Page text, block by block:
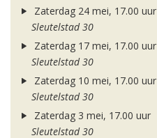
Zaterdag 24 mei, 17.00 uur
Sleutelstad 30
Zaterdag 17 mei, 17.00 uur
Sleutelstad 30
Zaterdag 10 mei, 17.00 uur
Sleutelstad 30
Zaterdag 3 mei, 17.00 uur
Sleutelstad 30